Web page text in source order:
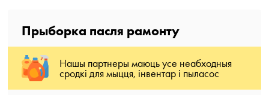
Прыборка пасля рамонту
Нашы партнеры маюць усе неабходныя
сродкі для мыцця, інвентар і пыласос